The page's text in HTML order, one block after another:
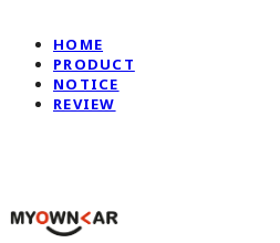
HOME
PRODUCT
NOTICE
REVIEW